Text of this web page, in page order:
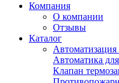
Компания
О компании
Отзывы
Каталог
Автоматизация
Автоматика
Клапан